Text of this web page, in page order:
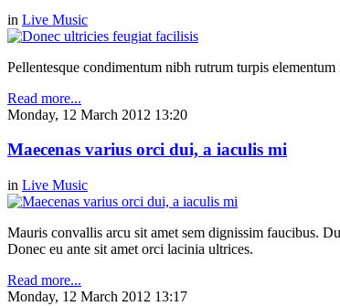
in Live Music
Pellentesque condimentum nibh rutrum turpis
Read more...
Monday, 12 March 2012 13:20
Maecenas varius orci dui, a iaculis mi
in Live Music
Mauris convallis arcu sit amet sem dignissim faucibus.
Donec eu ante sit amet orci lacinia ultrices.
Read more...
Monday, 12 March 2012 13:17